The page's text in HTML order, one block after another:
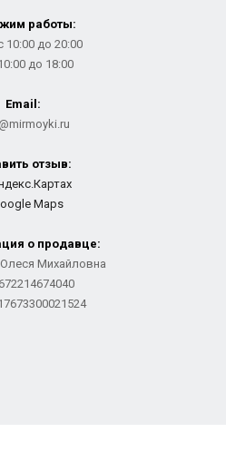
работы:
10:00 до 20:00
до 18:00
Email:
отзыв:
Maps
о продавце:
Михайловна